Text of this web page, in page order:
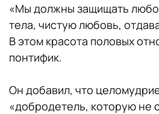
«Мы должны защищать
тела, чистую любовь,
В этом красота половых
понтифик.
Он добавил, что
«добродетель, которую не